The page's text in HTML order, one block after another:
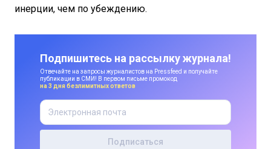
инерции, чем по убеждению.
Подпишитесь на рассылку журнала!
Отвечайте на запросы журналистов на Pressfeed и получайте
публикации в СМИ! В первом письме промокод
на 3 дня безлимитных ответов